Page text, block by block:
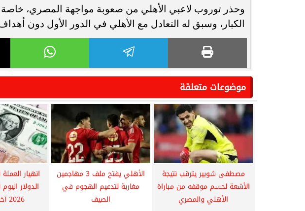
وحذر توروب لاعبي الأهلي من صعوبة مواجهة المصري،
الكبار، وسبق له التعادل مع الأهلي في الدور الأول دون
موضوعات متعلقة
مصطفى شوبير يترقب نتيجة
الأشعة لحسم موقفه من مباراة
الأهلي والمصري
الأهلي يفتح ملف 3 مهاجمين
مغاربة لتدعيم الهجوم في
الصيف
انهيار
2026 آخر تحديث...